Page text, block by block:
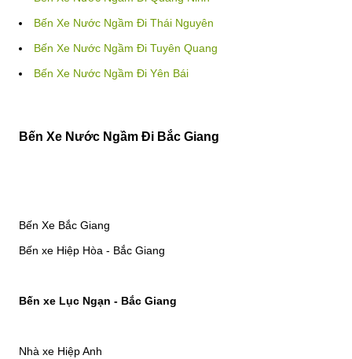
Bến Xe Nước Ngầm Đi Thái Nguyên
Bến Xe Nước Ngầm Đi Tuyên Quang
Bến Xe Nước Ngầm Đi Yên Bái
Bến Xe Nước Ngầm Đi Bắc Giang
Bến Xe Bắc Giang
Bến xe Hiệp Hòa - Bắc Giang
Bến xe Lục Ngạn - Bắc Giang
Nhà xe Hiệp Anh